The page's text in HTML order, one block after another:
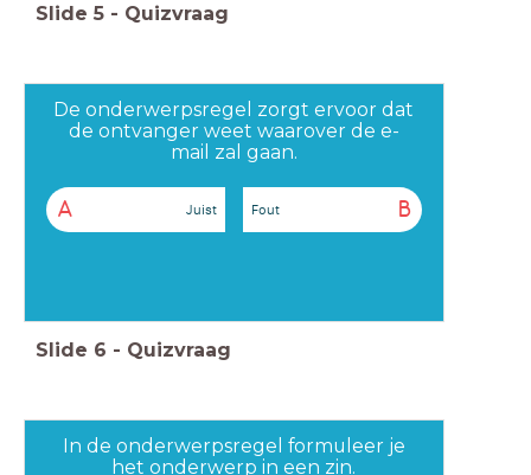
Slide 5 - Quizvraag
De onderwerpsregel zorgt ervoor dat
de ontvanger weet waarover de e-
mail zal gaan.
A Juist B
Fout
Slide 6 - Quizvraag
In de onderwerpsregel formuleer je
het onderwerp in een zin.